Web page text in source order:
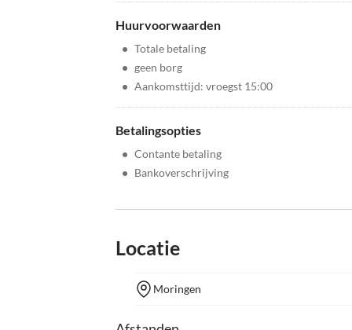
Huurvoorwaarden
• Totale betaling
• geen borg
• Aankomsttijd: vroegst 15:00
Betalingsopties
• Contante betaling
• Bankoverschrijving
Locatie
Moringen